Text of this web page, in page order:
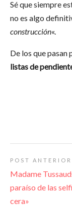
Sé que siempre
no es algo
construcción«.
De los que pasan
listas de
POST ANTERIOR
Madame
paraíso de las
cera»